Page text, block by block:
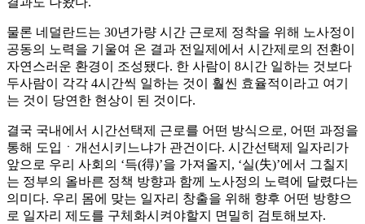
물론 네덜란드는 30년가량 시간 근로제 정착을 위해 노사정이
공동의 노력을 기울여 온 결과 전일제에서 시간제로의 전환이
자연스러운 환경이 조성됐다. 한 사람이 8시간 일하는 것보다
두사람이 각각 4시간씩 일하는 것이 훨씬 효율적이라고 여기
는 것이 당연한 현상이 된 것이다.
결국 국내에서 시간선택제 근로를 어떤 방식으로, 어떤 과정을
통해 도입ㆍ개선시키느냐가 관건이다. 시간선택제 일자리가
앞으로 우리 사회의 ‘득(得)’을 가져올지, ‘실(失)’에서 그칠지
는 정부의 올바른 정책 방향과 함께 노사정의 노력에 달렸다는
의미다. 우리 몸에 맞는 일자리 창출을 위해 향후 어떤 방향으
로 일자리 제도를 구체화시켜야할지 면밀히 검토해보자.